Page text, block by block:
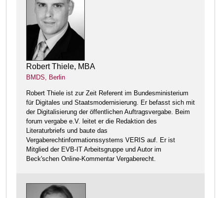
Robert Thiele, MBA
BMDS, Berlin
Robert Thiele ist zur Zeit Referent im Bundesministerium
für Digitales und Staatsmodernisierung. Er befasst sich mit
der Digitalisierung der öffentlichen Auftragsvergabe. Beim
forum vergabe e.V. leitet er die Redaktion des
Literaturbriefs und baute das
Vergaberechtinformationssystems VERIS auf. Er ist
Mitglied der EVB-IT Arbeitsgruppe und Autor im
Beck'schen Online-Kommentar Vergaberecht.